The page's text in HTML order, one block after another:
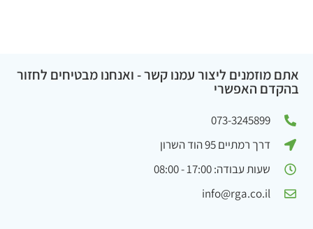
אתם מוזמנים ליצור עמנו קשר - ואנחנו מבטיחים לחזור
בהקדם האפשרי
073-3245899
דרך רמתיים 95 הוד השרון
שעות עבודה: 17:00 - 08:00
info@rga.co.il